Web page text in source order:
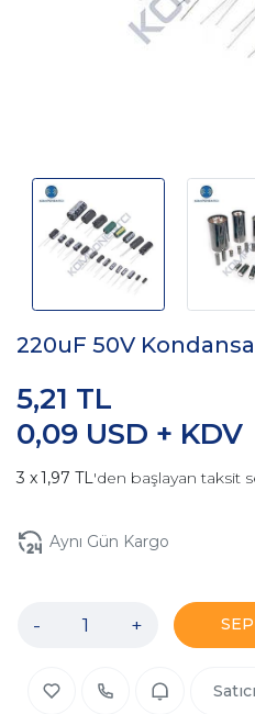
220uF 50V
0,09 USD + KDV
5,21 TL
1,97 TL'den başlayan taksit
Aynı Gün Kargo
- +